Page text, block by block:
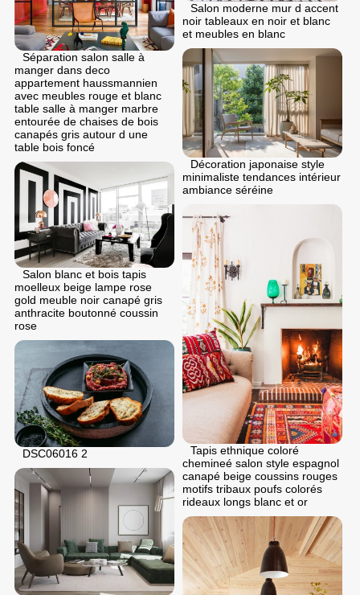
Salon moderne mur d accent
noir tableaux en noir et blanc
et meubles en blanc
Séparation salon salle à
manger dans deco
appartement haussmannien
avec meubles rouge et blanc
table salle à manger marbre
entourée de chaises de bois
canapés gris autour d une
table bois foncé
Décoration japonaise style
minimaliste tendances intérieur
ambiance séréine
Salon blanc et bois tapis
moelleux beige lampe rose
gold meuble noir canapé gris
anthracite boutonné coussin
rose
Tapis ethnique coloré
chemineé salon style espagnol
canapé beige coussins rouges
motifs tribaux poufs colorés
rideaux longs blanc et or
DSC06016 2